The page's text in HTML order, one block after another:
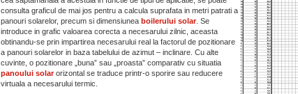
consulta graficul de mai jos pentru a calcula suprafata in metri patrati a
panouri solarelor, precum si dimensiunea boilerului solar. Se
introduce in grafic valoarea corecta a necesarului zilnic, aceasta
obtinandu-se prin impartirea necesarului real la factorul de pozitionare
a panouri solarelor in baza tabelului de azimut – inclinare. Cu alte
cuvinte, o pozitionare „buna” sau „proasta” comparativ cu situatia
panoului solarorizontal se traduce printr-o sporire sau reducere
virtuala a necesarului termic.